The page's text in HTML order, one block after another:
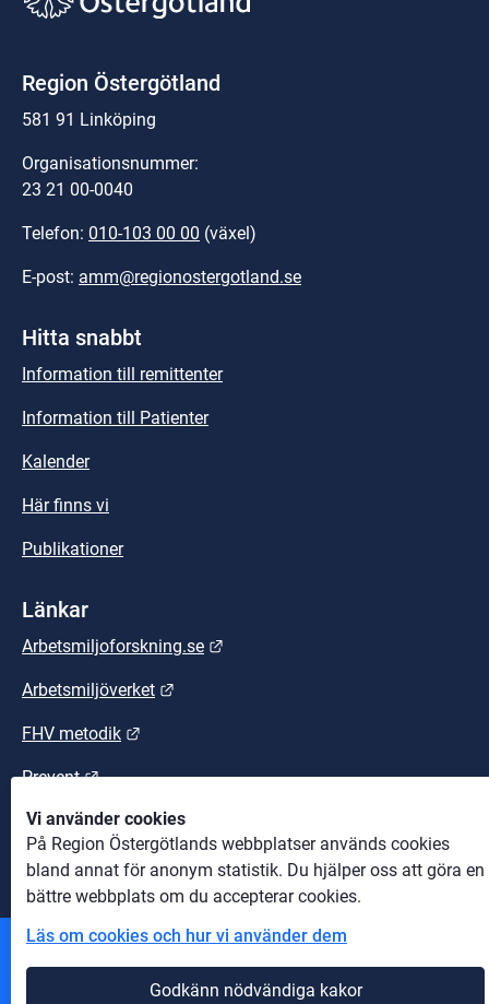
Vi använder cookies
På Region Östergötlands webbplatser används cookies
bland annat för anonym statistik. Du hjälper oss att göra en
bättre webbplats om du accepterar cookies.
Läs om cookies och hur vi använder dem
Godkänn nödvändiga kakor
Region Östergötland
581 91 Linköping
Organisationsnummer:
23 21 00-0040
Telefon: 010-103 00 00 (växel)
E-post: amm@regionostergotland.se
Hitta snabbt
Information till remittenter
Information till Patienter
Kalender
Här finns vi
Publikationer
Länkar
Arbetsmiljoforskning.se
Arbetsmiljöverket
FHV metodik
Prevent Länk till annan webbplats.
Suntarbetsliv Länk till annan webbplats.
Andra webbplatser